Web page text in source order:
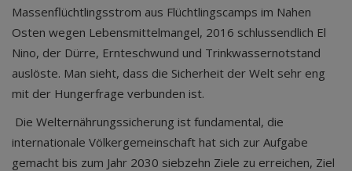
Massenflüchtlingsstrom aus Flüchtlingscamps im Nahen
Osten wegen Lebensmittelmangel, 2016 schlussendlich El
Nino, der Dürre, Ernteschwund und Trinkwassernotstand
auslöste. Man sieht, dass die Sicherheit der Welt sehr eng
mit der Hungerfrage verbunden ist.
Die Welternährungssicherung ist fundamental, die
internationale Völkergemeinschaft hat sich zur Aufgabe
gemacht bis zum Jahr 2030 siebzehn Ziele zu erreichen, Ziel